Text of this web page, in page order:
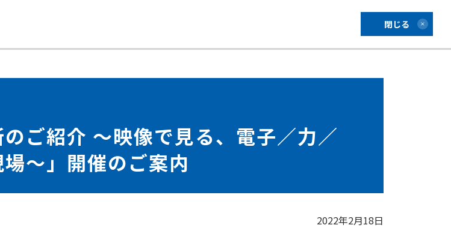
閉じる
ご紹介 ～映像で見る、電子／力／
～」開催のご案内
2022年2月18日